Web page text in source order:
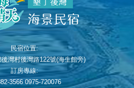
民宿位置:
灣村後灣路122號(海生館旁)
訂房專線:
3566 0975-720076